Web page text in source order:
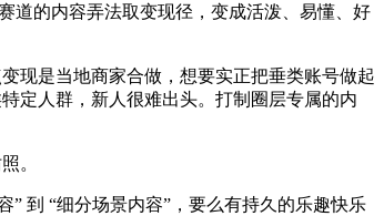
道的内容弄法取变现径，变成活泼、易懂、好
现是当地商家合做，想要实正把垂类账号做起
定人群，新人很难出头。打制圈层专属的内
。
到 “细分场景内容”，要么有持久的乐趣快乐